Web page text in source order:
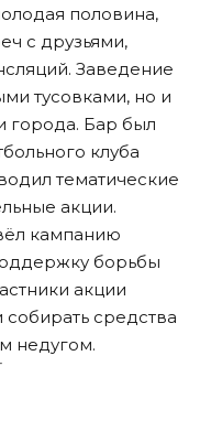
половина,
с друзьями,
Заведение
тусовками, но и
города. Бар был
клуба
тематические
акции.
кампанию
борьбы
акции
средства
недугом.